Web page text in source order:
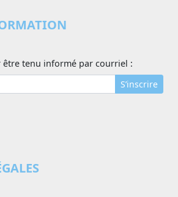
être tenu informé par courriel :
S’inscrire